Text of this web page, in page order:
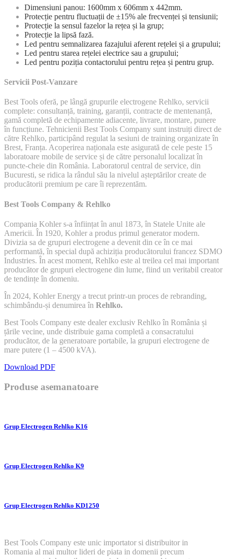
Dimensiuni panou: 1600mm x 606mm x 442mm.
Protecție pentru fluctuații de ±15% ale frecvenței și tensiunii;
Protecție la sensul fazelor la rețea și la grup;
Protecție la lipsă fază.
Led pentru semnalizarea fazajului aferent rețelei și a grupului;
Led pentru starea rețelei electrice sau a grupului;
Led pentru poziția contactorului pentru rețea și pentru grup.
Servicii Post-Vanzare
Best Tools oferă, pe lângă grupurile electrogene Rehlko, servicii
complete: consultanță, training, garanții, contracte de mentenanță,
gamă completă de echipamente adiacente, livrare, montare, punere
în funcțiune. Tehnicienii Best Tools Company sunt instruiți direct de
către Rehlko, participând regulat la sesiuni de training organizate în
Brest, Franța. Acoperirea naționala este asigurată de cele peste 15
laboratoare mobile de service și de către personalul localizat în
puncte-cheie din România. Laboratorul central de service, din
Bucuresti, se ridica la rândul său la nivelul așteptărilor create de
producătorii premium pe care îi reprezentăm.
Best Tools Company & Rehlko
Compania Kohler s-a înființat în anul 1873, în Statele Unite ale
Americii. În 1920, Kohler a produs primul generator modern.
Divizia sa de grupuri electrogene a devenit din ce în ce mai
performantă, în special după achiziția producătorului francez SDMO
Industries. În acest moment, Rehlko este al treilea cel mai important
producător de grupuri electrogene din lume, fiind un veritabil creator
de tendințe în domeniu.
În 2024, Kohler Energy a trecut printr-un proces de rebranding,
schimbându-și denumirea în Rehlko.
Best Tools Company este dealer exclusiv Rehlko în România și
țările vecine, unde distribuie gama completă a consacratului
producător, de la generatoare portabile, la grupuri electrogene de
mare putere (1 – 4500 kVA).
Download PDF
Produse asemanatoare
Grup Electrogen Rehlko K16
Grup Electrogen Rehlko K9
Grup Electrogen Rehlko KD1250
Best Tools Company este unic importator si distribuitor in
Romania al mai multor lideri de piata in domenii precum